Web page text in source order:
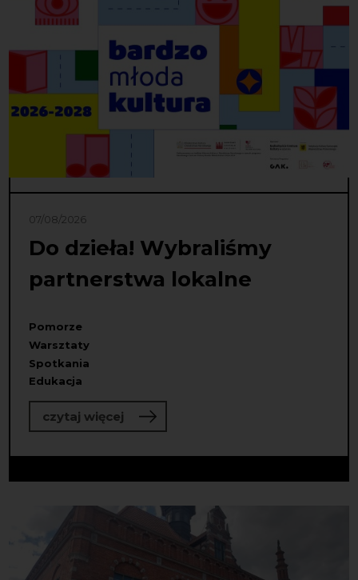
07/08/2026
Do dzieła! Wybraliśmy
partnerstwa lokalne
Pomorze
Warsztaty
Spotkania
Edukacja
czytaj więcejo Do dzieła! Wybraliśmy